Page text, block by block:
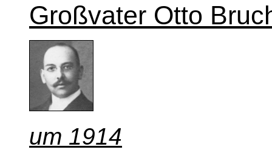
Großvater Otto
um 1914